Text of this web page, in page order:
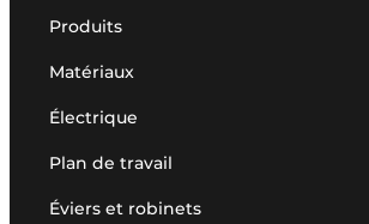
Produits
Matériaux
Électrique
Plan de travail
Éviers et robinets